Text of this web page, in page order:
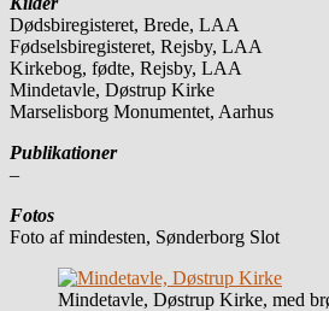
Dødsbiregisteret, Brede, LAA
Fødselsbiregisteret, Rejsby, LAA
Kirkebog, fødte, Rejsby, LAA
Mindetavle, Døstrup Kirke
Marselisborg Monumentet, Aarhus
Publikationer
–
Fotos
Foto af mindesten, Sønderborg Slot
Mindetavle, Døstrup Kirke, med